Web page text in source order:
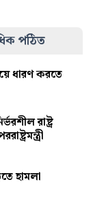
পঠিত
ধারণ করতে
রাষ্ট্র
হামলা